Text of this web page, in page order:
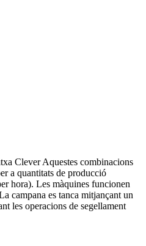
Clever Aquestes combinacions
a quantitats de producció
hora). Les màquines funcionen
campana es tanca mitjançant un
les operacions de segellament